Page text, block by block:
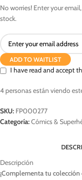
No worries! Enter your
stock.
ADD TO WAITLIST
I have read and accept
4 personas están viendo
SKU: FP000277
Categoría:Cómics &
Descripción
¡Complementa tu